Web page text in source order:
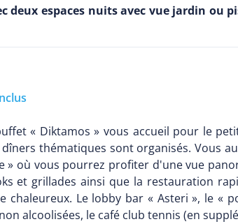
deux espaces nuits avec vue jardin ou
« Diktamos » vous accueil pour le
thématiques sont organisés. Vous
» où vous pourrez profiter d'une vue
et grillades ainsi que la restauration
chaleureux. Le lobby bar « Asteri », le
alcoolisées, le café club tennis (en